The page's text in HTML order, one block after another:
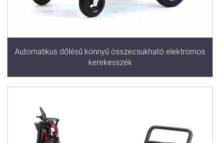
Automatikus dőlésű könnyű összecsukható elektromos
kerekesszék